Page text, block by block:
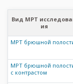
Вид МРТ
ия
МРТ брюшной
МРТ брюшной
с контрастом